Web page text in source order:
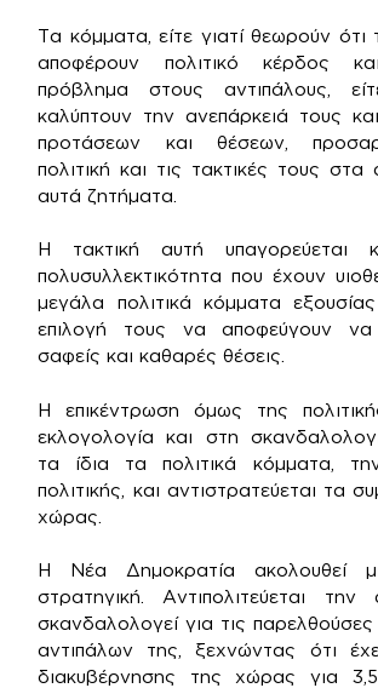
Τα κόμματα, είτε γιατί θεωρούν ότι
αποφέρουν πολιτικό κέρδος
πρόβλημα στους αντιπάλους,
καλύπτουν την ανεπάρκειά τους
προτάσεων και θέσεων,
πολιτική και τις τακτικές τους στα
αυτά ζητήματα.
Η τακτική αυτή υπαγορεύεται
πολυσυλλεκτικότητα που έχουν
μεγάλα πολιτικά κόμματα
επιλογή τους να αποφεύγουν να
σαφείς και καθαρές θέσεις.
Η επικέντρωση όμως της
εκλογολογία και στη
τα ίδια τα πολιτικά κόμματα,
πολιτικής, και αντιστρατεύεται τα
χώρας.
Η Νέα Δημοκρατία ακολουθεί
στρατηγική. Αντιπολιτεύεται την
σκανδαλολογεί για τις
αντιπάλων της, ξεχνώντας ότι
διακυβέρνησης της χώρας για